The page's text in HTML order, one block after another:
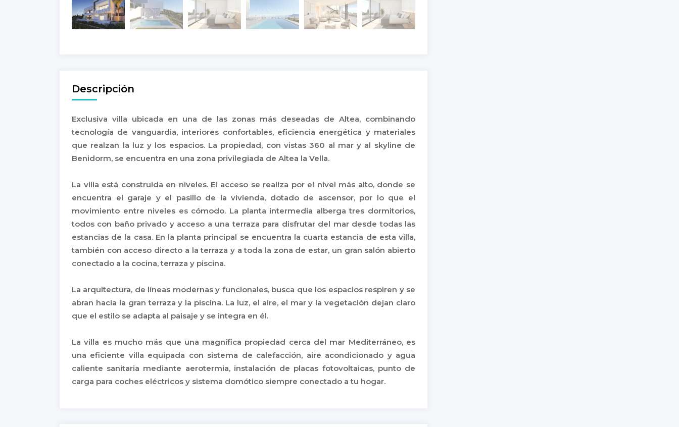
Descripción
Exclusiva villa ubicada en una de las zonas más deseadas de Altea, combinando
tecnología de vanguardia, interiores confortables, eficiencia energética y materiales
que realzan la luz y los espacios. La propiedad, con vistas 360 al mar y al skyline de
Benidorm, se encuentra en una zona privilegiada de Altea la Vella.
La villa está construida en niveles. El acceso se realiza por el nivel más alto, donde se
encuentra el garaje y el pasillo de la vivienda, dotado de ascensor, por lo que el
movimiento entre niveles es cómodo. La planta intermedia alberga tres dormitorios,
todos con baño privado y acceso a una terraza para disfrutar del mar desde todas las
estancias de la casa. En la planta principal se encuentra la cuarta estancia de esta villa,
también con acceso directo a la terraza y a toda la zona de estar, un gran salón abierto
conectado a la cocina, terraza y piscina.
La arquitectura, de líneas modernas y funcionales, busca que los espacios respiren y se
abran hacia la gran terraza y la piscina. La luz, el aire, el mar y la vegetación dejan claro
que el estilo se adapta al paisaje y se integra en él.
La villa es mucho más que una magnífica propiedad cerca del mar Mediterráneo, es
una eficiente villa equipada con sistema de calefacción, aire acondicionado y agua
caliente sanitaria mediante aerotermia, instalación de placas fotovoltaicas, punto de
carga para coches eléctricos y sistema domótico siempre conectado a tu hogar.